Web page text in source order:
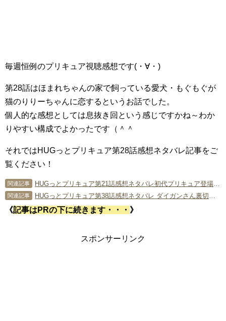
毎週恒例のプリキュア視聴感想です(・∀・)
第28話はほまれちゃんの家で飼っている愛犬・もぐもぐが
猫のりりーちゃんに恋するというお話でした。
個人的な感想としては息抜き回という感じですかね～わか
りやすい構成でよかったです（＾＾
それではHUGっとプリキュア第28話感想ネタバレ記事をご
覧ください！
関連記事 HUGっとプリキュア第21話感想ネタバレ初代プリキュア登場…ギャグ回かと思いきやまさかの展開
関連記事 HUGっとプリキュア第38話感想ネタバレ ダイガンさん裏切り!?のハロウィン回
《記事はPRの下に続きます・・・ 》
スポンサーリンク